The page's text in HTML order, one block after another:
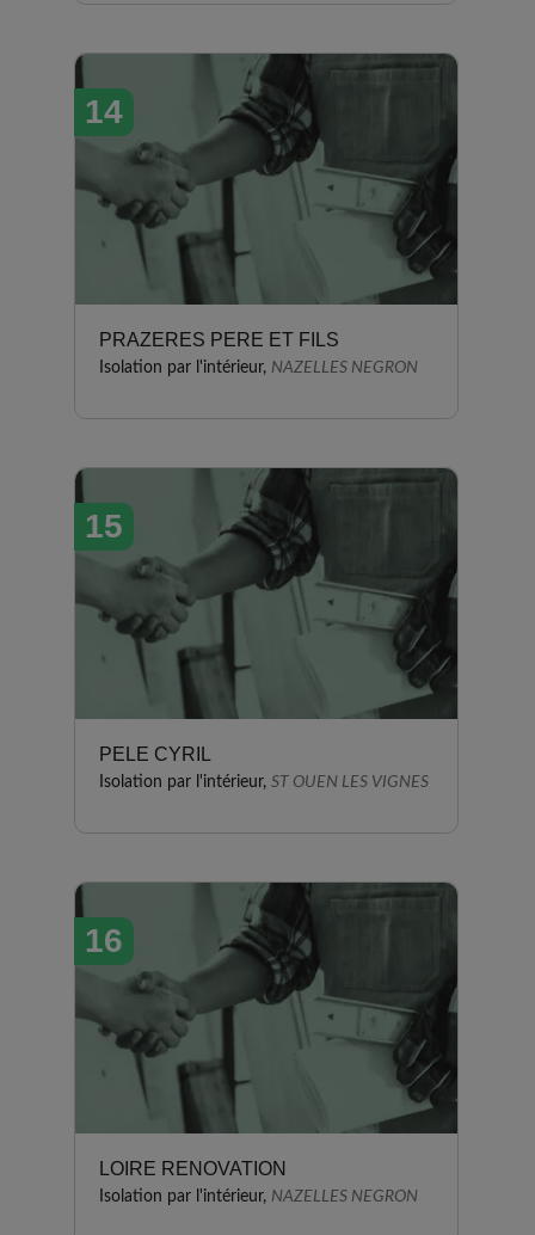
14
PRAZERES PERE ET FILS
Isolation par l'intérieur, NAZELLES NEGRON
15
PELE CYRIL
Isolation par l'intérieur, ST OUEN LES VIGNES
16
LOIRE RENOVATION
Isolation par l'intérieur, NAZELLES NEGRON